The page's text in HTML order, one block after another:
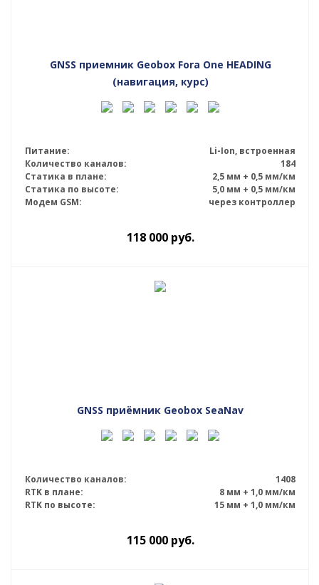
GNSS приемник Geobox Fora One HEADING
(навигация, курс)
Питание:
Li-Ion, встроенная
Количество каналов:
184
Статика в плане:
2,5 мм + 0,5 мм/км
Статика по высоте:
5,0 мм + 0,5 мм/км
Модем GSM:
через контроллер
118 000руб.
GNSS приёмник Geobox SeaNav
Количество каналов:
1408
RTK в плане:
8 мм + 1,0 мм/км
RTK по высоте:
15 мм + 1,0 мм/км
115 000руб.